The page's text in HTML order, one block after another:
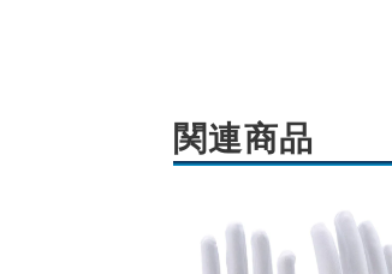
関連商品